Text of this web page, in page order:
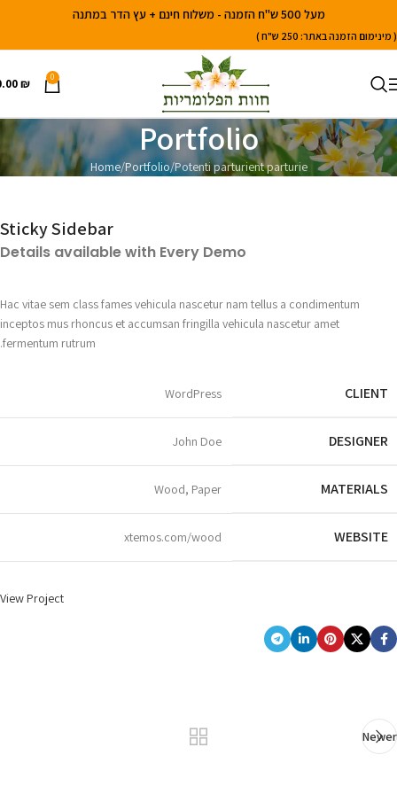
מעל 500 ש"ח הזמנה - משלוח חינם + עץ הדר במתנה
( מינימום הזמנה באתר: 250 ש"ח )
0
₪
Portfolio
Home Portfolio Potenti parturient parturie
Sticky Sidebar
Details available with Every Demo
Hac vitae sem class fames vehicula nascetur nam tellus a condimentum
inceptos mus rhoncus et accumsan fringilla vehicula nascetur amet
fermentum rutrum.
CLIENT
WordPress
DESIGNER
John Doe
MATERIALS
Wood, Paper
WEBSITE
xtemos.com/wood
View Project
Newer